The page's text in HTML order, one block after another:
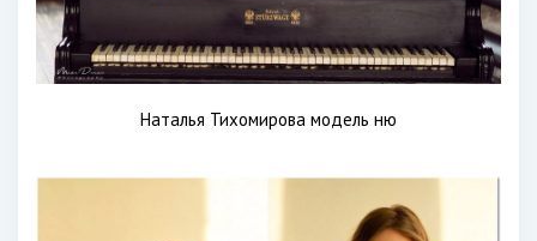
Наталья Тихомирова модель ню